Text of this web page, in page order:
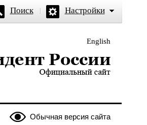
Поиск Настройки
English
— официальный сайт
Обычная версия сайта